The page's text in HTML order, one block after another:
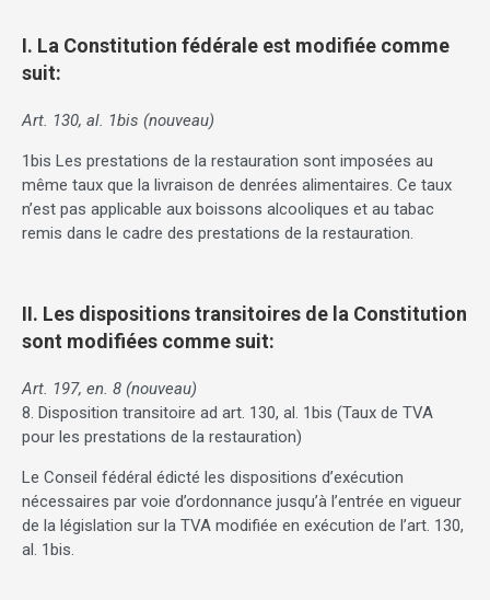
I. La Constitution fédérale est modifiée comme
suit:
Art. 130, al. 1bis (nouveau)
1bis Les prestations de la restauration sont imposées au
même taux que la livraison de denrées alimentaires. Ce taux
n’est pas applicable aux boissons alcooliques et au tabac
remis dans le cadre des prestations de la restauration.
II. Les dispositions transitoires de la Constitution
sont modifiées comme suit:
Art. 197, en. 8 (nouveau)
8. Disposition transitoire ad art. 130, al. 1bis (Taux de TVA
pour les prestations de la restauration)
Le Conseil fédéral édicté les dispositions d’exécution
nécessaires par voie d’ordonnance jusqu’à l’entrée en vigueur
de la législation sur la TVA modifiée en exécution de l’art. 130,
al. 1bis.